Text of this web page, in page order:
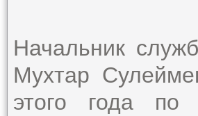
Начальник
Мухтар
этого года